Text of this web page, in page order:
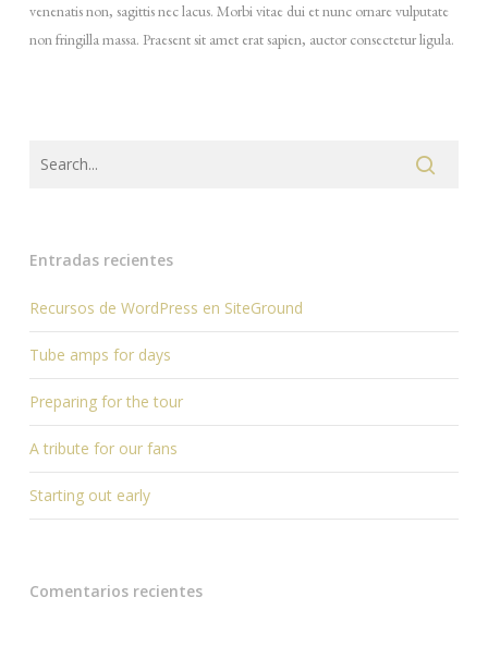
venenatis non, sagittis nec lacus. Morbi vitae dui et nunc ornare vulputate
non fringilla massa. Praesent sit amet erat sapien, auctor consectetur ligula.
Entradas recientes
Recursos de WordPress en SiteGround
Tube amps for days
Preparing for the tour
A tribute for our fans
Starting out early
Comentarios recientes